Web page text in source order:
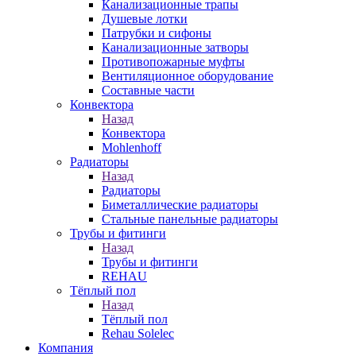
Канализационные трапы
Душевые лотки
Патрубки и сифоны
Канализационные затворы
Противопожарные муфты
Вентиляционное оборудование
Составные части
Конвектора
Назад
Конвектора
Mohlenhoff
Радиаторы
Назад
Радиаторы
Биметаллические радиаторы
Стальные панельные радиаторы
Трубы и фитинги
Назад
Трубы и фитинги
REHAU
Тёплый пол
Назад
Тёплый пол
Rehau Solelec
Компания